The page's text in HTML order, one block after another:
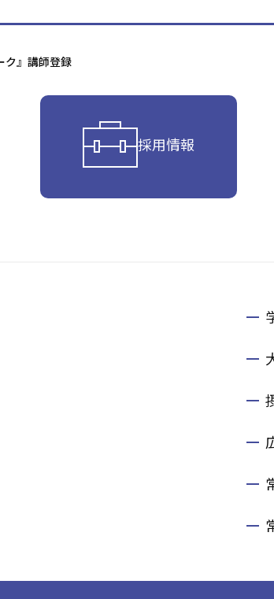
ク』講師登録
採用情報